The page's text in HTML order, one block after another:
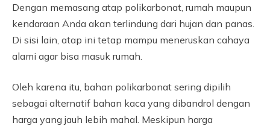
Dengan memasang atap polikarbonat, rumah maupun
kendaraan Anda akan terlindung dari hujan dan panas.
Di sisi lain, atap ini tetap mampu meneruskan cahaya
alami agar bisa masuk rumah.
Oleh karena itu, bahan polikarbonat sering dipilih
sebagai alternatif bahan kaca yang dibandrol dengan
harga yang jauh lebih mahal. Meskipun harga